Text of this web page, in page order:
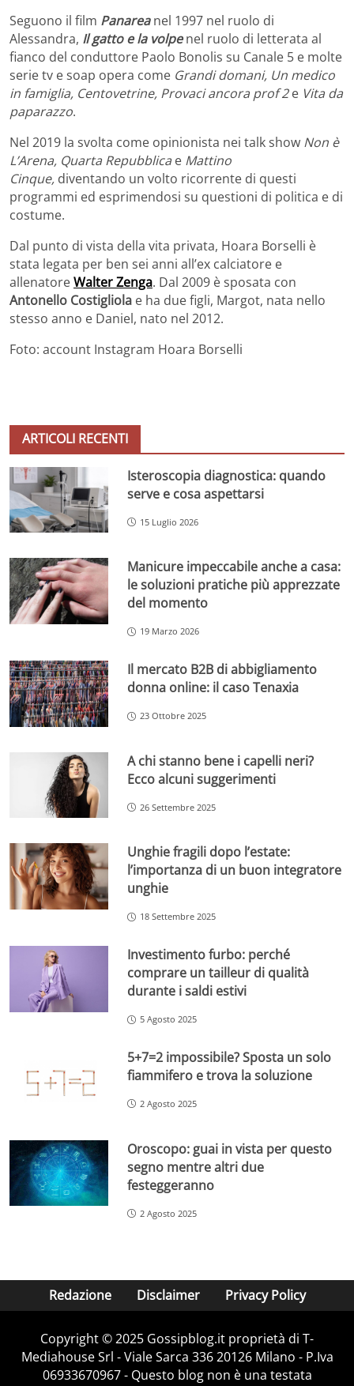
Seguono il film Panareanel 1997 nel ruolo di
Alessandra, Il gatto e la volpenel ruolo di letterata al
fianco del conduttore Paolo Bonolis su Canale 5 e molte
serie tv e soap opera come Grandi domani, Un medico
in famiglia, Centovetrine, Provaci ancora prof 2e Vita da
paparazzo.
Nel 2019 la svolta come opinionista nei talk show Non è
L’Arena, Quarta Repubblica e Mattino
Cinque, diventando un volto ricorrente di questi
programmi ed esprimendosi su questioni di politica e di
costume.
Dal punto di vista della vita privata, Hoara Borselli è
stata legata per ben sei anni all’ex calciatore e
allenatoreWalter Zenga. Dal 2009 è sposata con
Antonello Costigliola e ha due figli, Margot, nata nello
stesso anno e Daniel, nato nel 2012.
Foto: account Instagram Hoara Borselli
ARTICOLI RECENTI
Isteroscopia diagnostica: quando
serve e cosa aspettarsi
15 Luglio 2026
Manicure impeccabile anche a casa:
le soluzioni pratiche più apprezzate
del momento
19 Marzo 2026
Il mercato B2B di abbigliamento
donna online: il caso Tenaxia
23 Ottobre 2025
A chi stanno bene i capelli neri?
Ecco alcuni suggerimenti
26 Settembre 2025
Unghie fragili dopo l’estate:
l’importanza di un buon integratore
unghie
18 Settembre 2025
Investimento furbo: perché
comprare un tailleur di qualità
durante i saldi estivi
5 Agosto 2025
5+7=2 impossibile? Sposta un solo
fiammifero e trova la soluzione
2 Agosto 2025
Oroscopo: guai in vista per questo
segno mentre altri due
festeggeranno
2 Agosto 2025
Redazione Disclaimer Privacy Policy
Copyright © 2025 Gossipblog.it proprietà di T-
Mediahouse Srl - Viale Sarca 336 20126 Milano - P.Iva
06933670967 - Questo blog non è una testata